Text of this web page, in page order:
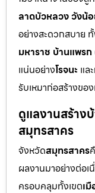
ลาดบัวหลวง วังน้
อย่างสะดวกสบาย
มหาราช บ้านแพรก
แน่นอย่างโรจนะ แล
รับเหมาก่อสร้างขอ
ดูแลงานสร้าง
สมุทรสาคร
จังหวัดสมุทรสาคร
ผลงานมาอย่างต่อเ
ครอบคลุมทั้งเขตเ